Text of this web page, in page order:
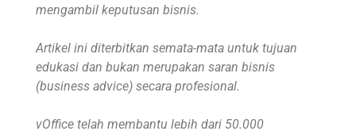
mengambil keputusan bisnis.
Artikel ini diterbitkan semata-mata untuk tujuan
edukasi dan bukan merupakan saran bisnis
(business advice) secara profesional.
vOffice telah membantu lebih dari 50.000